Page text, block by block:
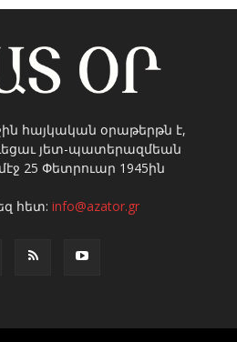
հայկական օրաթերթն է,
յետ-պատերազմեան
25 Փետրուար 1945ին
հետ:info@azator.gr